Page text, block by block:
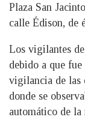
Plaza San
calle Édison, de
Los vigilantes
debido a que
vigilancia de las
donde se
automático de